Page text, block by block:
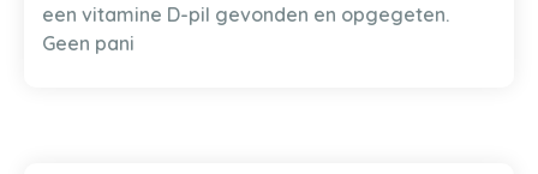
een vitamine D-pil gevonden en opgegeten.
Geen pani